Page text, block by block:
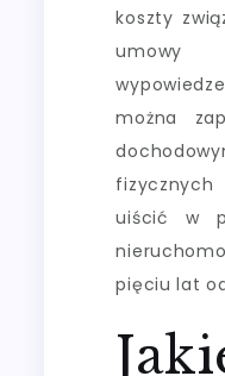
koszty
można
uiścić w
pięciu lat